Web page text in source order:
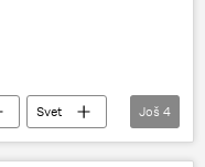
Svet
Još 4